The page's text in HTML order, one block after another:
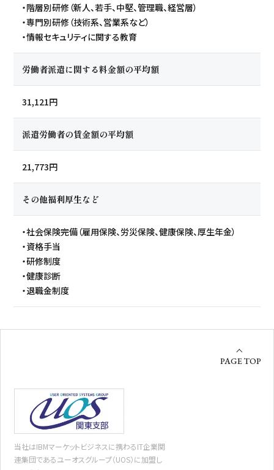
・階層別研修（新人、若手、中堅、管理職、経営層）
・専門別研修（技術系、営業系など）
・情報セキュリティに関する教育
労働者派遣に関する料金額の平均額
31,121円
派遣労働者の賃金額の平均額
21,773円
その他福利厚生など
・社会保険完備（雇用保険、労災保険、健康保険、厚生年金）
・資格手当
・研修制度
・健康診断
・退職金制度
PAGE TOP
当社はIBMマーケットビジネスに携わるIT企業関
連集団であるユーオスグループ（UOS）に加盟し